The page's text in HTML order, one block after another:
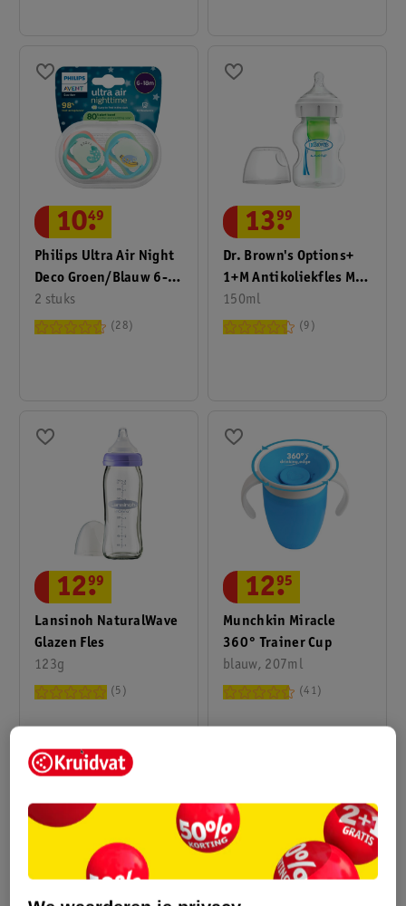
Philips Ultra Air Night
Deco Groen/Blauw 6-
18M
2 stuks
10.
49
28
Dr. Brown's Options+
1+M Antikoliekfles Met
Brede Hals
150ml
13.
99
9
Lansinoh NaturalWave
Glazen Fles
123g
12.
99
5
Munchkin Miracle
360° Trainer Cup
blauw, 207ml
12.
95
41